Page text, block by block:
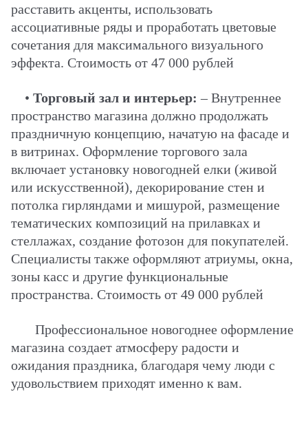
расставить акценты, использовать
ассоциативные ряды и проработать цветовые
сочетания для максимального визуального
эффекта. Стоимость от 47 000 рублей
• Торговый зал и интерьер:– Внутреннее
пространство магазина должно продолжать
праздничную концепцию, начатую на фасаде и
в витринах. Оформление торгового зала
включает установку новогодней елки (живой
или искусственной), декорирование стен и
потолка гирляндами и мишурой, размещение
тематических композиций на прилавках и
стеллажах, создание фотозон для покупателей.
Специалисты также оформляют атриумы, окна,
зоны касс и другие функциональные
пространства. Стоимость от 49 000 рублей
Профессиональное новогоднее оформление
магазина создает атмосферу радости и
ожидания праздника, благодаря чему люди с
удовольствием приходят именно к вам.